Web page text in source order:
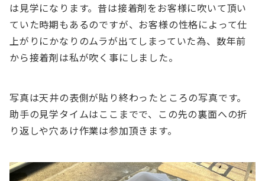
は見学になります。昔は接着剤をお客様に吹いて頂い
ていた時期もあるのですが、お客様の性格によって仕
上がりにかなりのムラが出てしまっていた為、数年前
から接着剤は私が吹く事にしました。
写真は天井の表側が貼り終わったところの写真です。
助手の見学タイムはここまでで、この先の裏面への折
り返しや穴あけ作業は参加頂きます。